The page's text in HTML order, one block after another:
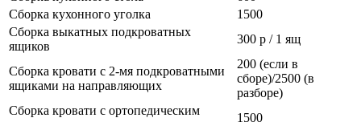
Сборка кухонного уголка
1500
Сборка выкатных подкроватных
ящиков
300 р / 1 ящ
Сборка кровати с 2-мя подкроватными
ящиками на направляющих
200 (если в
сборе)/2500 (в
разборе)
Сборка кровати с ортопедическим
1500